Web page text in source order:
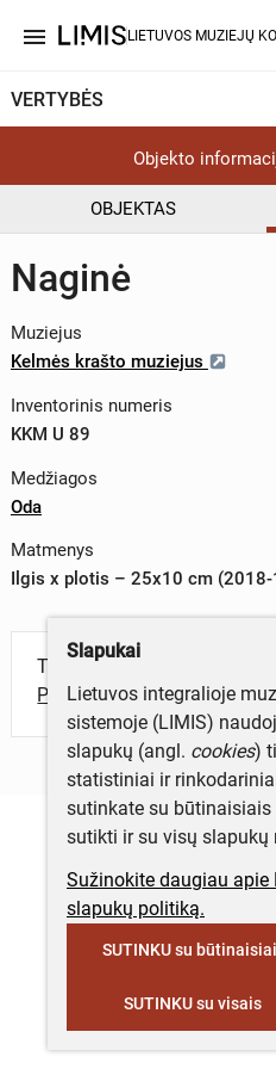
menu LIETUVOS MUZIEJŲ
VERTYBĖS
Objekto
OBJEKTAS
Naginė
Muziejus
Kelmės krašto muziejus
Inventorinis numeris
KKM U 89
Medžiagos
Oda
Matmenys
Ilgis x plotis – 25x10 cm
Turite daugiau informacijos
Parašykite mums!
Slapukai
Lietuvos integralioje
sistemoje (LIMIS)
slapukų (angl. cookies)
statistiniai ir
sutinkate su
sutikti ir su visų slapukų
Sužinokite daugiau apie
slapukų politiką.
SUTINKU su
SUTINKU su visais